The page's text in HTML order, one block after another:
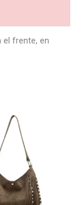
el frente, en